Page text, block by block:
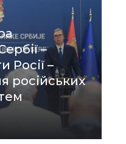
–
Росії –
російських